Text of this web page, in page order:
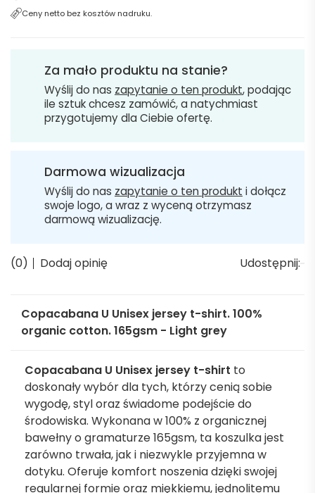
Ceny netto bez kosztów nadruku.
Za mało produktu na stanie?
Wyślij do nas zapytanie o ten produkt, podając
ile sztuk chcesz zamówić, a natychmiast
przygotujemy dla Ciebie ofertę.
Darmowa wizualizacja
Wyślij do nas zapytanie o ten produkt i dołącz
swoje logo, a wraz z wyceną otrzymasz
darmową wizualizację.
(0) Dodaj opinię Udostępnij:
Copacabana U Unisex jersey t-shirt. 100%
organic cotton. 165gsm - Light grey
Copacabana U Unisex jersey t-shirt to
doskonały wybór dla tych, którzy cenią sobie
wygodę, styl oraz świadome podejście do
środowiska. Wykonana w 100% z organicznej
bawełny o gramaturze 165gsm, ta koszulka jest
zarówno trwała, jak i niezwykle przyjemna w
dotyku. Oferuje komfort noszenia dzięki swojej
regularnej formie oraz miękkiemu, jednolitemu